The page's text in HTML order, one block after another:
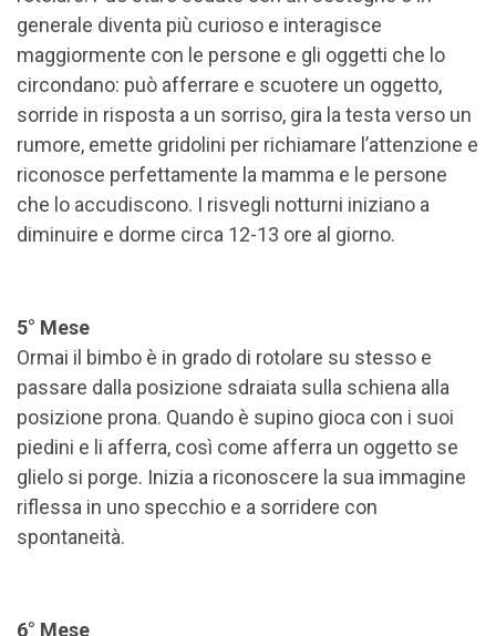
generale diventa più curioso e interagisce
maggiormente con le persone e gli oggetti che lo
circondano: può afferrare e scuotere un oggetto,
sorride in risposta a un sorriso, gira la testa verso un
rumore, emette gridolini per richiamare l’attenzione e
riconosce perfettamente la mamma e le persone
che lo accudiscono. I risvegli notturni iniziano a
diminuire e dorme circa 12-13 ore al giorno.
5° Mese
Ormai il bimbo è in grado di rotolare su stesso e
passare dalla posizione sdraiata sulla schiena alla
posizione prona. Quando è supino gioca con i suoi
piedini e li afferra, così come afferra un oggetto se
glielo si porge. Inizia a riconoscere la sua immagine
riflessa in uno specchio e a sorridere con
spontaneità.
6° Mese